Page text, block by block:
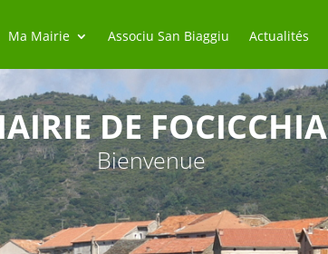
Ma Mairie Associu San Biaggiu Actualités
DE FOCICCHIA
Bienvenue